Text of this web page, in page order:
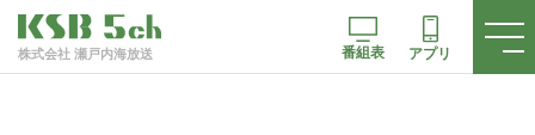
株式会社 瀬戸内海放送 番組表 アプリ